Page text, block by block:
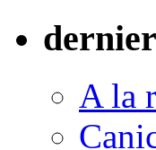
A la